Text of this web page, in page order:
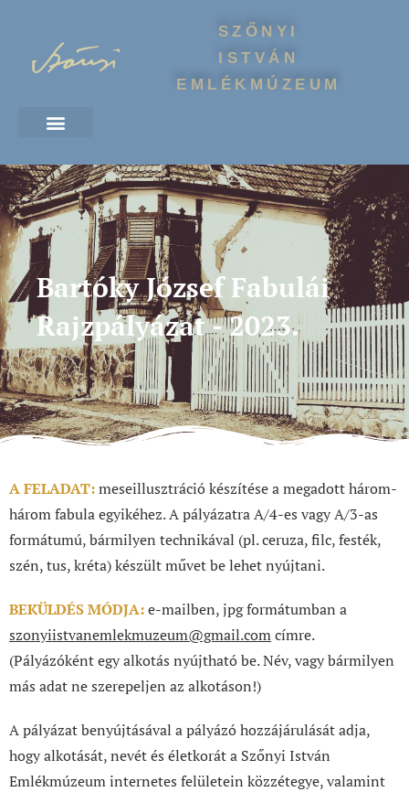
SZŐNYI
ISTVÁN
EMLÉKMÚZEUM
Bartóky József Fabulái
Rajzpályázat - 2023.
A FELADAT:meseillusztráció készítése a megadott három-
három fabula egyikéhez. A pályázatra A/4-es vagy A/3-as
formátumú, bármilyen technikával (pl. ceruza, filc, festék,
szén, tus, kréta) készült művet be lehet nyújtani.
BEKÜLDÉS MÓDJA:e-mailben, jpg formátumban a
szonyiistvanemlekmuzeum@gmail.comcímre.
(Pályázóként egy alkotás nyújtható be. Név, vagy bármilyen
más adat ne szerepeljen az alkotáson!)
A pályázat benyújtásával a pályázó hozzájárulását adja,
hogy alkotását, nevét és életkorát a Szőnyi István
Emlékmúzeum internetes felületein közzétegye, valamint